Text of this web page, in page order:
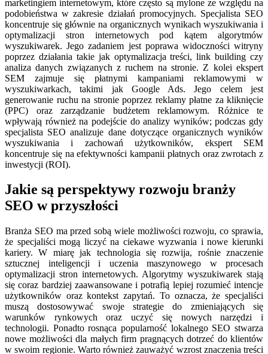
marketingiem internetowym, które często są mylone ze względu na
podobieństwa w zakresie działań promocyjnych. Specjalista SEO
koncentruje się głównie na organicznych wynikach wyszukiwania i
optymalizacji stron internetowych pod kątem algorytmów
wyszukiwarek. Jego zadaniem jest poprawa widoczności witryny
poprzez działania takie jak optymalizacja treści, link building czy
analiza danych związanych z ruchem na stronie. Z kolei ekspert
SEM zajmuje się płatnymi kampaniami reklamowymi w
wyszukiwarkach, takimi jak Google Ads. Jego celem jest
generowanie ruchu na stronie poprzez reklamy płatne za kliknięcie
(PPC) oraz zarządzanie budżetem reklamowym. Różnice te
wpływają również na podejście do analizy wyników; podczas gdy
specjalista SEO analizuje dane dotyczące organicznych wyników
wyszukiwania i zachowań użytkowników, ekspert SEM
koncentruje się na efektywności kampanii płatnych oraz zwrotach z
inwestycji (ROI).
Jakie są perspektywy rozwoju branży
SEO w przyszłości
Branża SEO ma przed sobą wiele możliwości rozwoju, co sprawia,
że specjaliści mogą liczyć na ciekawe wyzwania i nowe kierunki
kariery. W miarę jak technologia się rozwija, rośnie znaczenie
sztucznej inteligencji i uczenia maszynowego w procesach
optymalizacji stron internetowych. Algorytmy wyszukiwarek stają
się coraz bardziej zaawansowane i potrafią lepiej rozumieć intencje
użytkowników oraz kontekst zapytań. To oznacza, że specjaliści
muszą dostosowywać swoje strategie do zmieniających się
warunków rynkowych oraz uczyć się nowych narzędzi i
technologii. Ponadto rosnąca popularność lokalnego SEO stwarza
nowe możliwości dla małych firm pragnących dotrzeć do klientów
w swoim regionie. Warto również zauważyć wzrost znaczenia treści